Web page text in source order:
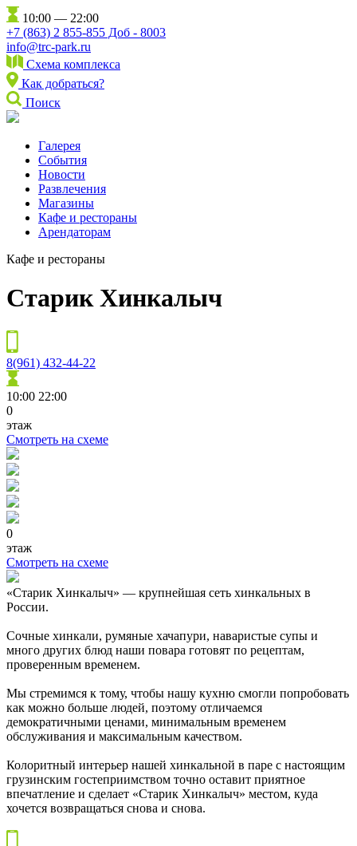
10:00 — 22:00
+7 (863) 2 855-855 Доб - 8003
info@trc-park.ru
Схема комплекса
Как добраться?
Поиск
Галерея
События
Новости
Развлечения
Магазины
Кафе и рестораны
Арендаторам
Кафе и рестораны
Старик Хинкалыч
8(961) 432-44-22
10:00 22:00
0
этаж
Смотреть на схеме
0
этаж
Смотреть на схеме
«Старик Хинкалыч» — крупнейшая сеть хинкальных в
России.
Сочные хинкали, румяные хачапури, наваристые супы и
много других блюд наши повара готовят по рецептам,
проверенным временем.
Мы стремимся к тому, чтобы нашу кухню смогли попробовать
как можно больше людей, поэтому отличаемся
демократичными ценами, минимальным временем
обслуживания и максимальным качеством.
Колоритный интерьер нашей хинкальной в паре с настоящим
грузинским гостеприимством точно оставит приятное
впечатление и сделает «Старик Хинкалыч» местом, куда
хочется возвращаться снова и снова.